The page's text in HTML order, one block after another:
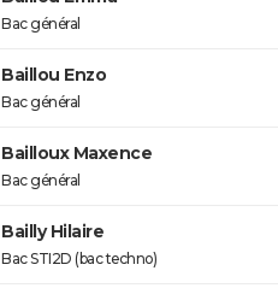
Bac général
Baillou Enzo
Bac général
Bailloux Maxence
Bac général
Bailly Hilaire
Bac STI2D (bac techno)